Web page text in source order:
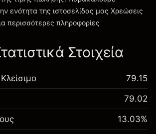
και Τέλη
ενότητα της ιστοσελίδας μας Χρεώσεις
περισσότερες πληροφορίες
Στοιχεία
79.15
79.02
13.03%